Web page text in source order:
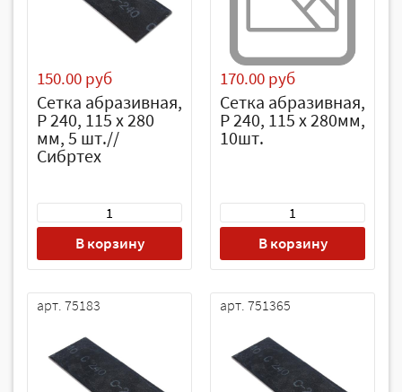
150.00 руб
Сетка абразивная,
P 240, 115 х 280
мм, 5 шт.//
Сибртех
В корзину
170.00 руб
Сетка абразивная,
P 240, 115 х 280мм,
10шт.
В корзину
арт. 75183 арт. 751365